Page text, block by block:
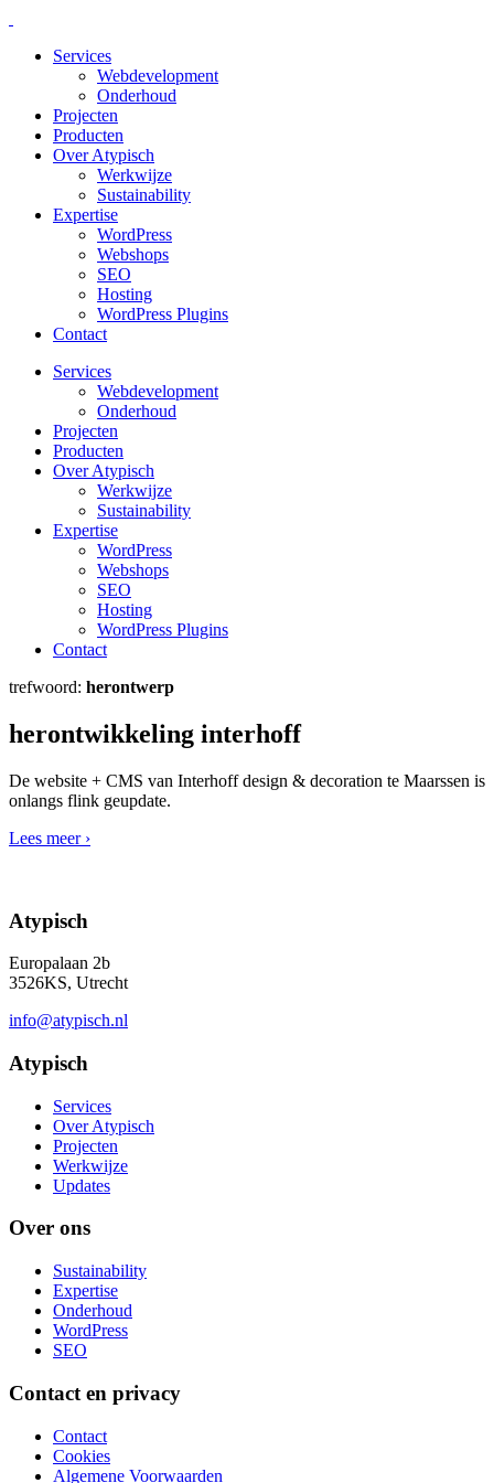
Services
Webdevelopment
Onderhoud
Projecten
Producten
Over Atypisch
Werkwijze
Sustainability
Expertise
WordPress
Webshops
SEO
Hosting
WordPress Plugins
Contact
Services
Webdevelopment
Onderhoud
Projecten
Producten
Over Atypisch
Werkwijze
Sustainability
Expertise
WordPress
Webshops
SEO
Hosting
WordPress Plugins
Contact
trefwoord: herontwerp
herontwikkeling interhoff
De website + CMS van Interhoff design & decoration te Maarssen is
onlangs flink geupdate.
Lees meer ›
Atypisch
Europalaan 2b
3526KS, Utrecht
info@atypisch.nl
Atypisch
Services
Over Atypisch
Projecten
Werkwijze
Updates
Over ons
Sustainability
Expertise
Onderhoud
WordPress
SEO
Contact en privacy
Contact
Cookies
Algemene Voorwaarden